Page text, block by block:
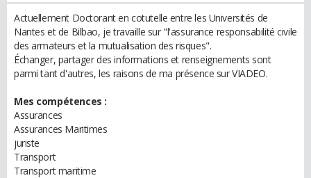
Actuellement Doctorant en cotutelle entre les Universités de
Nantes et de Bilbao, je travaille sur "l'assurance responsabilité civile
des armateurs et la mutualisation des risques".
Échanger, partager des informations et renseignements sont
parmi tant d'autres, les raisons de ma présence sur VIADEO.
Mes compétences :
Assurances
Assurances Maritimes
juriste
Transport
Transport maritime